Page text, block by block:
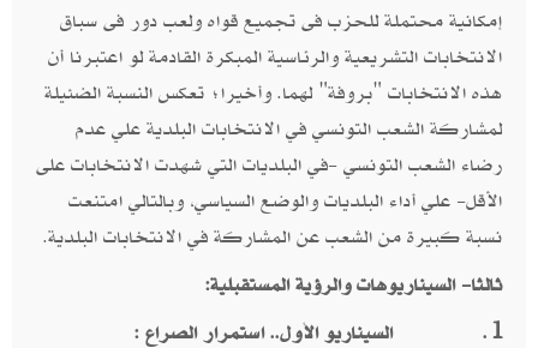
إمكانية محتملة للحزب فى تجميع قواه ولعب دور فى سباق
الانتخابات التشريعية والرئاسية المبكرة القادمة لو اعتبرنا أن
هذه الانتخابات "بروفة" لهما. وأخيرا؛ تعكس النسبة الضئيلة
لمشاركة الشعب التونسي في الانتخابات البلدية علي عدم
رضاء الشعب التونسي -في البلديات التي شهدت الانتخابات على
الأقل- علي أداء البلديات والوضع السياسي، وبالتالي امتنعت
نسبة كبيرة من الشعب عن المشاركة في الانتخابات البلدية.
ثالثا- السيناريوهات والرؤية المستقبلية:
1.
السيناريو الأول.. استمرار الصراع :